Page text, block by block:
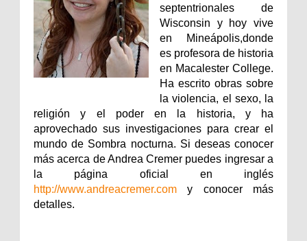
septentrionales de
Wisconsin y hoy vive
en Mineápolis,donde
es profesora de historia
en Macalester College.
Ha escrito obras sobre
la violencia, el sexo, la
religión y el poder en la historia, y ha
aprovechado sus investigaciones para crear el
mundo de Sombra nocturna. Si deseas conocer
más acerca de Andrea Cremer puedes ingresar a
la página oficial en inglés
http://www.andreacremer.com y conocer más
detalles.